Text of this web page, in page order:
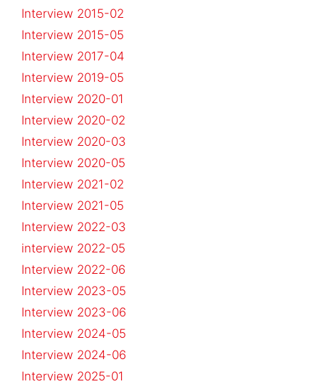
Interview 2015-02
Interview 2015-05
Interview 2017-04
Interview 2019-05
Interview 2020-01
Interview 2020-02
Interview 2020-03
Interview 2020-05
Interview 2021-02
Interview 2021-05
Interview 2022-03
interview 2022-05
Interview 2022-06
Interview 2023-05
Interview 2023-06
Interview 2024-05
Interview 2024-06
Interview 2025-01